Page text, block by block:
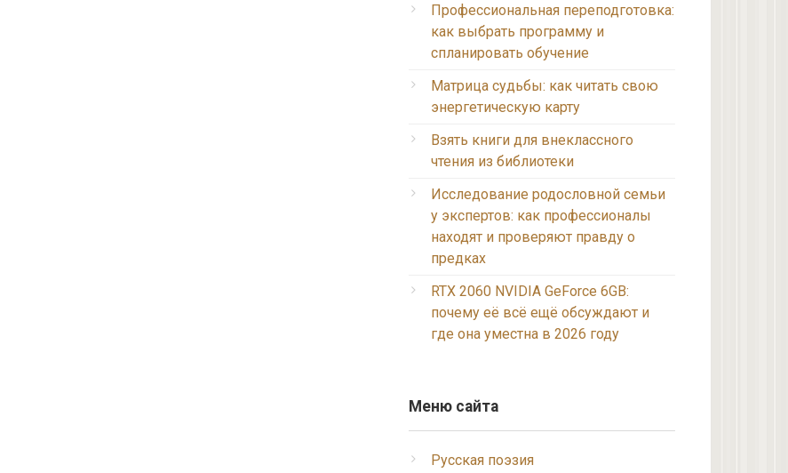
Профессиональная переподготовка:
как выбрать программу и
спланировать обучение
Матрица судьбы: как читать свою
энергетическую карту
Взять книги для внеклассного
чтения из библиотеки
Исследование родословной семьи
у экспертов: как профессионалы
находят и проверяют правду о
предках
RTX 2060 NVIDIA GeForce 6GB:
почему её всё ещё обсуждают и
где она уместна в 2026 году
Меню сайта
Русская поэзия